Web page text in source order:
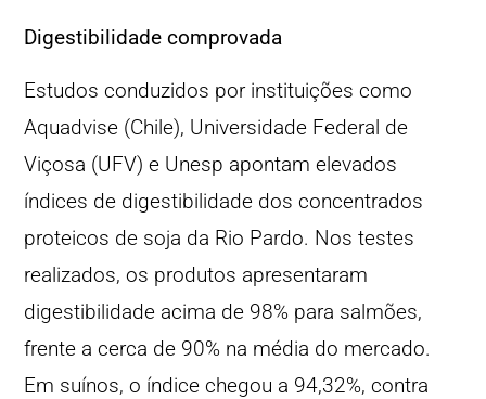
Digestibilidade comprovada
Estudos conduzidos por instituições como
Aquadvise (Chile), Universidade Federal de
Viçosa (UFV) e Unesp apontam elevados
índices de digestibilidade dos concentrados
proteicos de soja da Rio Pardo. Nos testes
realizados, os produtos apresentaram
digestibilidade acima de 98% para salmões,
frente a cerca de 90% na média do mercado.
Em suínos, o índice chegou a 94,32%, contra